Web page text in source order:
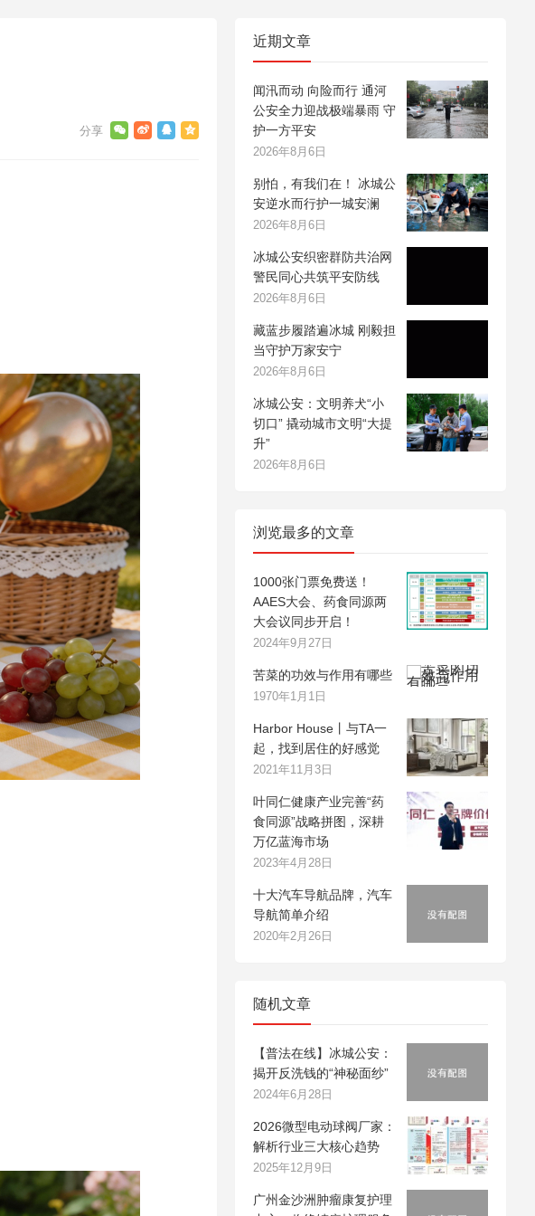
近期文章
闻汛而动 向险而行 通河
公安全力迎战极端暴雨 守
护一方平安
2026年8月6日
别怕，有我们在！ 冰城公
安逆水而行护一城安澜
2026年8月6日
冰城公安织密群防共治网
警民同心共筑平安防线
2026年8月6日
藏蓝步履踏遍冰城 刚毅担
当守护万家安宁
2026年8月6日
冰城公安：文明养犬“小
切口” 撬动城市文明“大提
升”
2026年8月6日
浏览最多的文章
1000张门票免费送！
AAES大会、药食同源两
大会议同步开启！
2024年9月27日
苦菜的功效与作用有哪些
1970年1月1日
Harbor House丨与TA一
起，找到居住的好感觉
2021年11月3日
叶同仁健康产业完善“药
食同源”战略拼图，深耕
万亿蓝海市场
2023年4月28日
十大汽车导航品牌，汽车
导航简单介绍
2020年2月26日
随机文章
【普法在线】冰城公安：
揭开反洗钱的“神秘面纱”
2024年6月28日
2026微型电动球阀厂家：
解析行业三大核心趋势
2025年12月9日
广州金沙洲肿瘤康复护理